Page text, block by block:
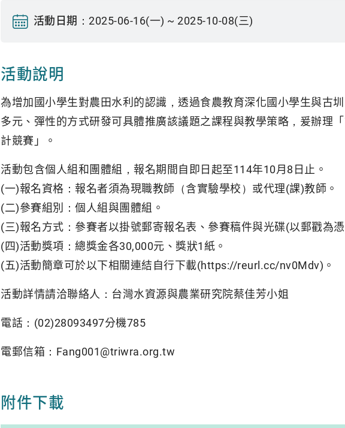
活動日期： 2025-06-16(一) ~ 2025-10-08(三)
活動說明
為增加國小學生對農田水利的認識，透過食農教育深化國小學生與古
多元、彈性的方式研發可具體推廣該議題之課程與教學策略，爰辦理
計競賽」。
活動包含個人組和團體組，報名期間自即日起至114年10月8日止。
(一)報名資格：報名者須為現職教師（含實驗學校）或代理(課)教師。
(二)參賽組別：個人組與團體組。
(三)報名方式：參賽者以掛號郵寄報名表、參賽稿件與光碟(以郵戳為憑
(四)活動獎項：總獎金各30,000元、獎狀1紙。
(五)活動簡章可於以下相關連結自行下載(https://reurl.cc/nv0Mdv)。
活動詳情請洽聯絡人：台灣水資源與農業研究院蔡佳芳小姐
電話：(02)28093497分機785
電郵信箱：Fang001@triwra.org.tw
附件下載